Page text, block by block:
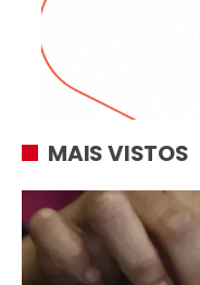
MAIS VISTOS